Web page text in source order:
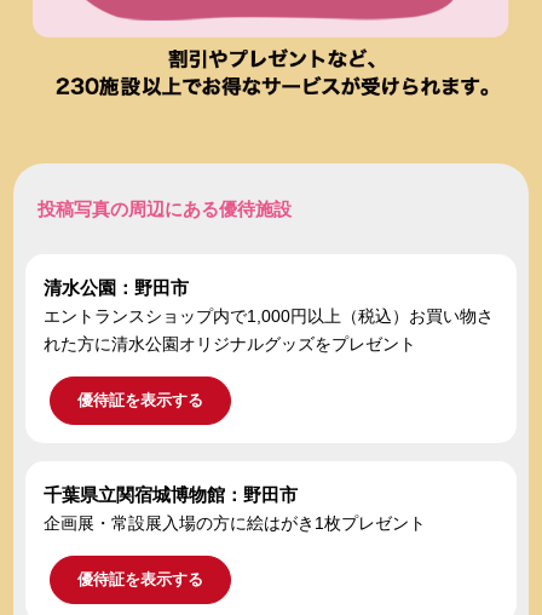
投稿写真の周辺にある優待施設
清水公園：野田市
エントランスショップ内で1,000円以上（税込）お買い物さ
れた方に清水公園オリジナルグッズをプレゼント
優待証を表示する
千葉県立関宿城博物館：野田市
企画展・常設展入場の方に絵はがき1枚プレゼント
優待証を表示する